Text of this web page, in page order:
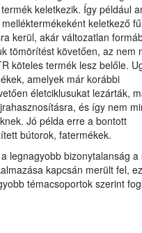
keletkezik. Így például
keletkező
kerül, akár változatlan
tömörítést követően, az nem
köteles termék lesz belőle.
amelyek már korábbi
életciklusukat lezárták,
és így nem
Jó példa erre a bontott
bútorok, fatermékek.
legnagyobb bizonytalanság
kapcsán merült fel,
témacsoportok szerint